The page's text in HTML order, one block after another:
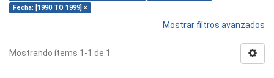
Fecha: [1990 TO 1999] ×
Mostrar filtros avanzados
Mostrando ítems 1-1 de 1